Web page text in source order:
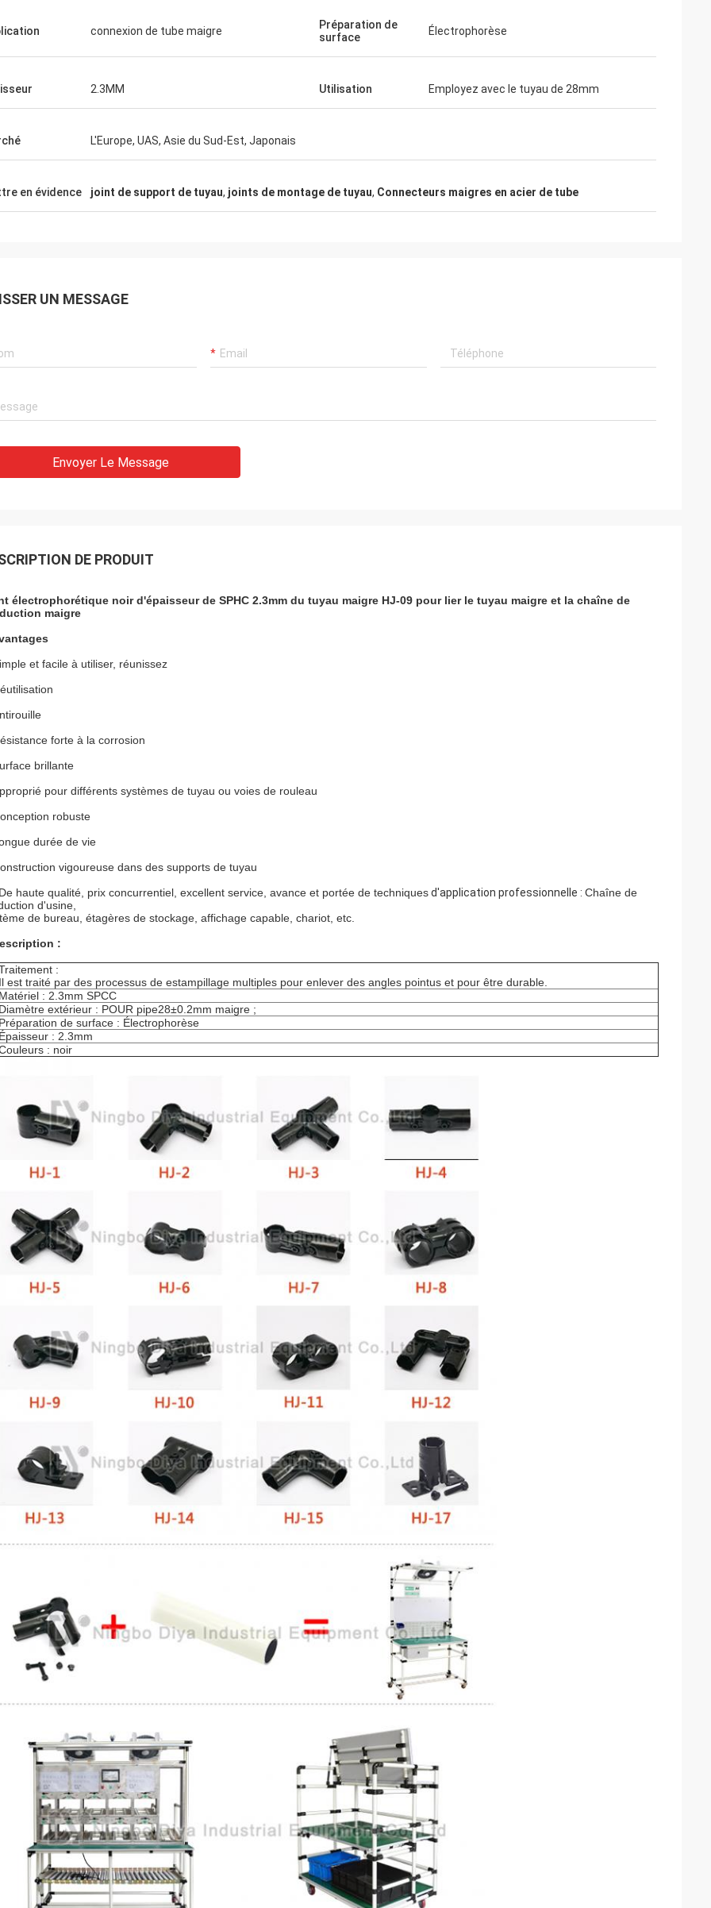
connexion de tube maigre
Préparation de
surface
Électrophorèse
2.3MM Utilisation Employez avec le tuyau de 28mm
L'Europe, UAS, Asie du Sud-Est, Japonais
en évidence joint de support de tuyau, joints de montage de tuyau, Connecteurs maigres en acier de tube
UN MESSAGE
Envoyer Le Message
DE PRODUIT
électrophorétique noir d'épaisseur de SPHC 2.3mm du tuyau maigre HJ-09 pour lier le tuyau maigre et la chaîne de
maigre
et facile à utiliser, réunissez
forte à la corrosion
brillante
pour différents systèmes de tuyau ou voies de rouleau
robuste
durée de vie
vigoureuse dans des supports de tuyau
De haute qualité, prix concurrentiel, excellent service, avance et portée de techniquesd'application professionnelle : Chaîne de
d'usine,
de bureau, étagères de stockage, affichage capable, chariot, etc.
:
:
Il est traité par des processus de estampillage multiples pour enlever des angles pointus et pour être durable.
Matériel : 2.3mm SPCC
Diamètre extérieur : POUR pipe28±0.2mm maigre ;
Préparation de surface : Électrophorèse
Épaisseur : 2.3mm
: noir